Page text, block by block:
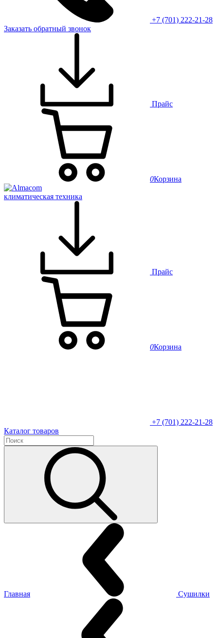
+7 (701) 222-21-28
Заказать обратный звонок
Прайс
0Корзина
климатическая техника
Прайс
0Корзина
+7 (701) 222-21-28
Каталог товаров
Главная Сушилки